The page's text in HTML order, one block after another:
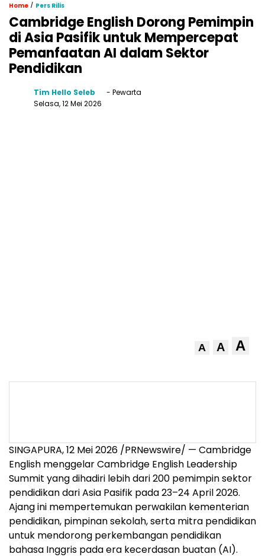
Home / Pers Rilis
Cambridge English Dorong Pemimpin
di Asia Pasifik untuk Mempercepat
Pemanfaatan AI dalam Sektor
Pendidikan
Tim Hello Seleb
- Pewarta
Selasa, 12 Mei 2026
A A A
SINGAPURA, 12 Mei 2026 /PRNewswire/ — Cambridge
English menggelar Cambridge English Leadership
Summit yang dihadiri lebih dari 200 pemimpin sektor
pendidikan dari Asia Pasifik pada 23–24 April 2026.
Ajang ini mempertemukan perwakilan kementerian
pendidikan, pimpinan sekolah, serta mitra pendidikan
untuk mendorong perkembangan pendidikan
bahasa Inggris pada era kecerdasan buatan (AI).